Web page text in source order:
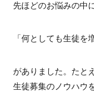
先ほどのお悩みの中に
「何としても生徒を
がありました。たと
生徒募集のノウハウ